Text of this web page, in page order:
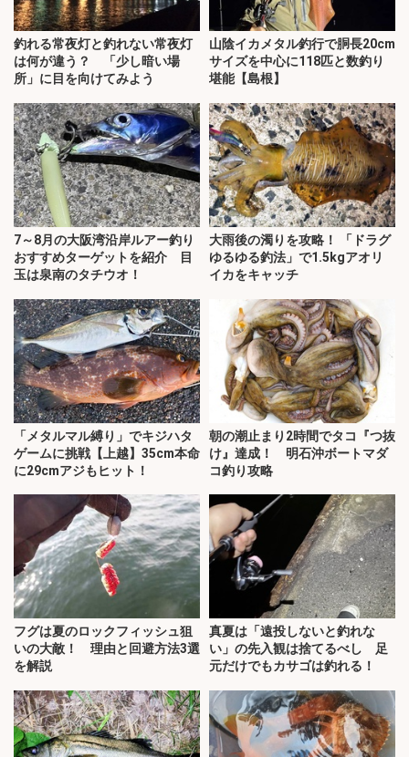
釣れる常夜灯と釣れない常夜灯
は何が違う？ 「少し暗い場
所」に目を向けてみよう
山陰イカメタル釣行で胴長20cm
サイズを中心に118匹と数釣り
堪能【島根】
7～8月の大阪湾沿岸ルアー釣り
おすすめターゲットを紹介 目
玉は泉南のタチウオ！
大雨後の濁りを攻略！ 「ドラグ
ゆるゆる釣法」で1.5kgアオリ
イカをキャッチ
「メタルマル縛り」でキジハタ
ゲームに挑戦【上越】35cm本命
に29cmアジもヒット！
朝の潮止まり2時間でタコ『つ抜
け』達成！ 明石沖ボートマダ
コ釣り攻略
フグは夏のロックフィッシュ狙
いの大敵！ 理由と回避方法3選
を解説
真夏は「遠投しないと釣れな
い」の先入観は捨てるべし 足
元だけでもカサゴは釣れる！